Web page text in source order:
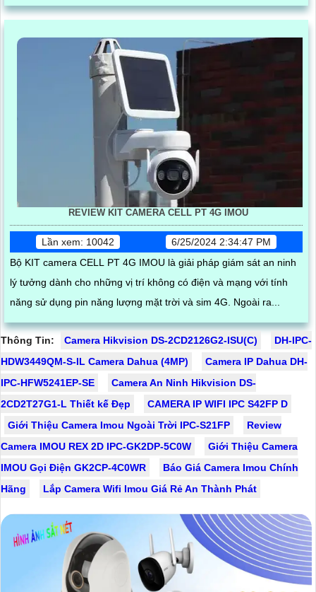
REVIEW KIT CAMERA CELL PT 4G IMOU
Lần xem: 10042
6/25/2024 2:34:47 PM
Bộ KIT camera CELL PT 4G IMOU là giải pháp giám sát an ninh
lý tưởng dành cho những vị trí không có điện và mạng với tính
năng sử dụng pin năng lượng mặt trời và sim 4G. Ngoài ra...
Thông Tin: Camera Hikvision DS-2CD2126G2-ISU(C)
DH-IPC-
HDW3449QM-S-IL Camera Dahua (4MP)
Camera IP Dahua DH-
IPC-HFW5241EP-SE
Camera An Ninh Hikvision DS-
2CD2T27G1-L Thiết kế Đẹp
CAMERA IP WIFI IPC S42FP D
Giới Thiệu Camera Imou Ngoài Trời IPC-S21FP
Review
Camera IMOU REX 2D IPC-GK2DP-5C0W
Giới Thiệu Camera
IMOU Gọi Điện GK2CP-4C0WR
Báo Giá Camera Imou Chính
Hãng
Lắp Camera Wifi Imou Giá Rẻ An Thành Phát